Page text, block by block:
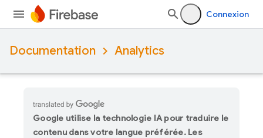
Connexion
Documentation Analytics
Google utilise la technologie IA pour traduire le
contenu dans votre langue préférée. Les